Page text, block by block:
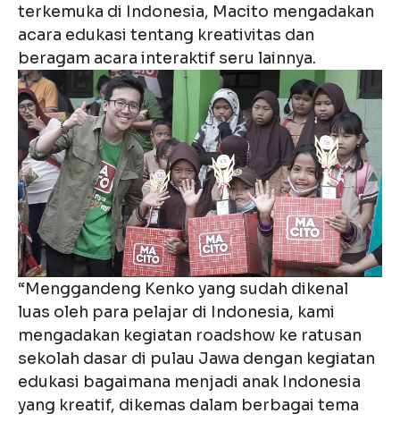
terkemuka di Indonesia, Macito mengadakan
acara edukasi tentang kreativitas dan
beragam acara interaktif seru lainnya.
“Menggandeng Kenko yang sudah dikenal
luas oleh para pelajar di Indonesia, kami
mengadakan kegiatan roadshow ke ratusan
sekolah dasar di pulau Jawa dengan kegiatan
edukasi bagaimana menjadi anak Indonesia
yang kreatif, dikemas dalam berbagai tema